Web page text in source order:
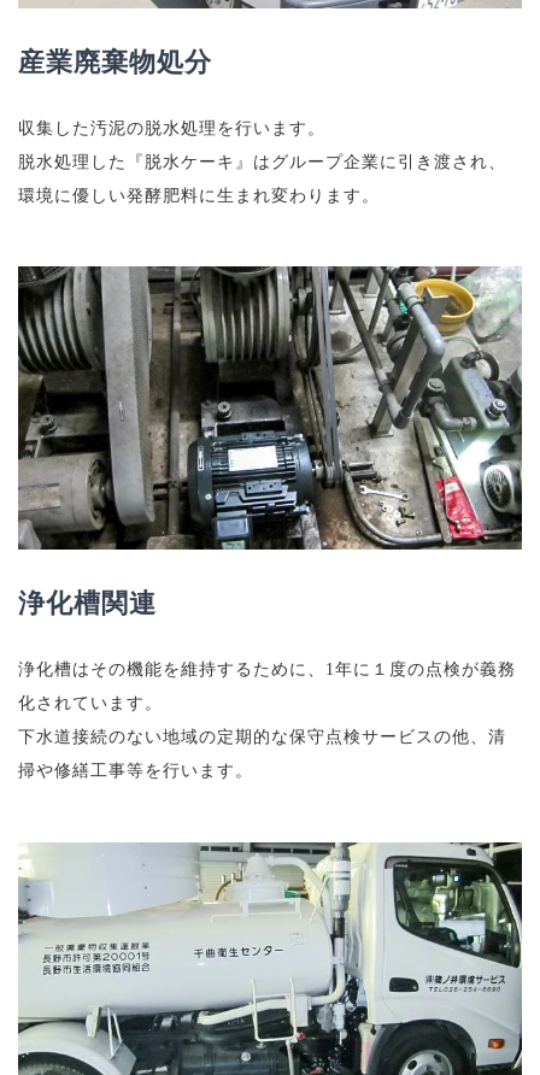
産業廃棄物処分
収集した汚泥の脱水処理を行います。
脱水処理した『脱水ケーキ』はグループ企業に引き渡され、
環境に優しい発酵肥料に生まれ変わります。
浄化槽関連
浄化槽はその機能を維持するために、1年に１度の点検が義務
化されています。
下水道接続のない地域の定期的な保守点検サービスの他、清
掃や修繕工事等を行います。